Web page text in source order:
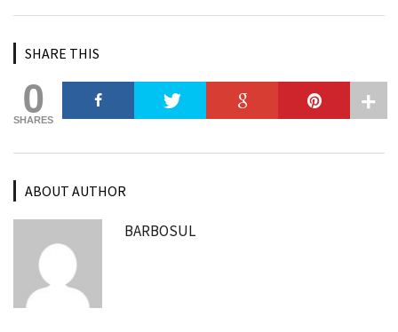
SHARE THIS
0
SHARES
ABOUT AUTHOR
BARBOSUL